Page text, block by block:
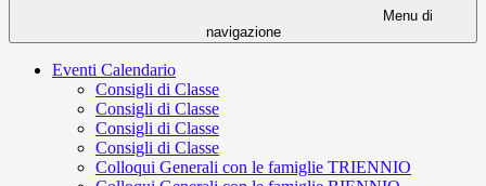
Menu di
navigazione
Eventi Calendario
Consigli di Classe
Consigli di Classe
Consigli di Classe
Consigli di Classe
Colloqui Generali con le famiglie TRIENNIO